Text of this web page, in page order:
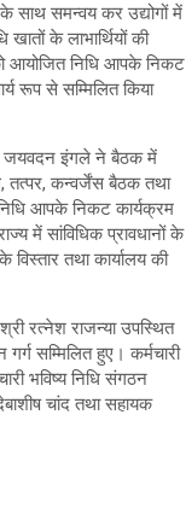
साथ समन्वय कर उद्योगों में
के लाभार्थियों की
आयोजित निधि आपके निकट
रूप से सम्मिलित किया
जयवदन इंगले ने बैठक में
तत्पर, कन्वर्जेंस बैठक तथा
आपके निकट कार्यक्रम
में सांविधिक प्रावधानों के
तथा कार्यालय की
रत्नेश राजन्या उपस्थित
सम्मिलित हुए। कर्मचारी
भविष्य निधि संगठन
चांद तथा सहायक